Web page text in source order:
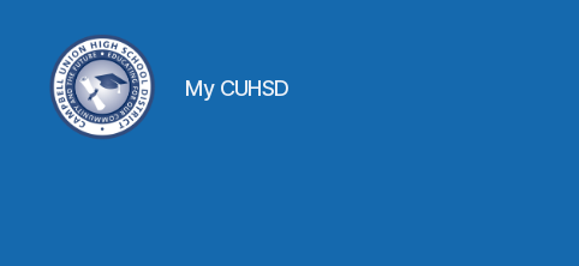
My CUHSD